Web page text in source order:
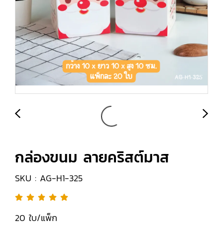
กล่องขนม ลายคริสต์มาส
SKU : AG-H1-325
20 ใบ/แพ็ก